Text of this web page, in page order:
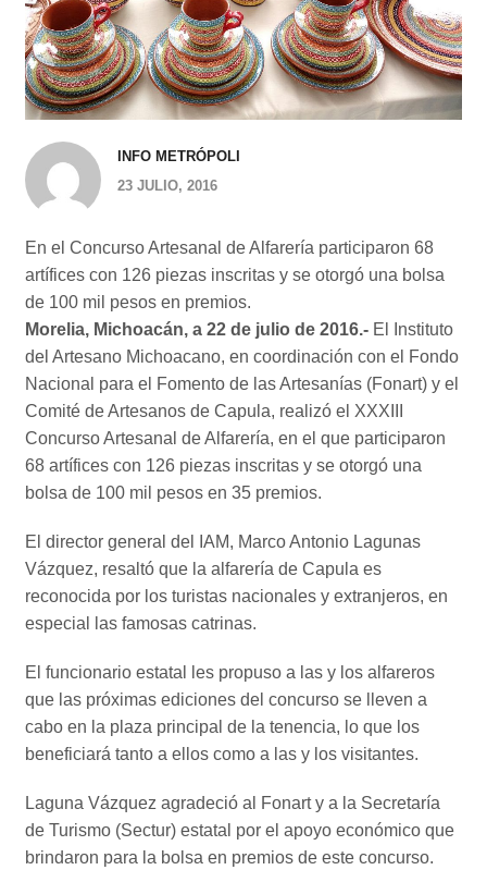
INFO METRÓPOLI
23 JULIO, 2016
En el Concurso Artesanal de Alfarería participaron 68
artífices con 126 piezas inscritas y se otorgó una bolsa
de 100 mil pesos en premios.
Morelia, Michoacán, a 22 de julio de 2016.-El Instituto
del Artesano Michoacano, en coordinación con el Fondo
Nacional para el Fomento de las Artesanías (Fonart) y el
Comité de Artesanos de Capula, realizó el XXXIII
Concurso Artesanal de Alfarería, en el que participaron
68 artífices con 126 piezas inscritas y se otorgó una
bolsa de 100 mil pesos en 35 premios.
El director general del IAM, Marco Antonio Lagunas
Vázquez, resaltó que la alfarería de Capula es
reconocida por los turistas nacionales y extranjeros, en
especial las famosas catrinas.
El funcionario estatal les propuso a las y los alfareros
que las próximas ediciones del concurso se lleven a
cabo en la plaza principal de la tenencia, lo que los
beneficiará tanto a ellos como a las y los visitantes.
Laguna Vázquez agradeció al Fonart y a la Secretaría
de Turismo (Sectur) estatal por el apoyo económico que
brindaron para la bolsa en premios de este concurso.